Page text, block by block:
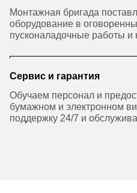
Монтажная бригада
оборудование в
пусконаладочные работы и
Сервис и гарантия
Обучаем персонал и
бумажном и электронном
поддержку 24/7 и